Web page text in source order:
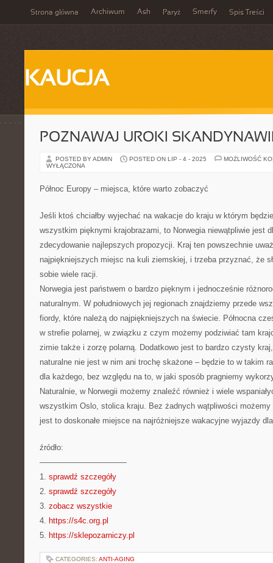
Strona główna Archiwum Ash Paryż Smerfy Spis Treści
KAUCJA
POZNAWAJ UROKI
POSTED BY ADMIN POSTED ON LIP - 4 - 2025
MOŻLIWOŚĆ
WYŁĄCZONA
Północ Europy – miejsca, które warto zobaczyć
Jeśli ktoś chciałby wyjechać na wakacje do kraju w którym
wszystkim pięknymi krajobrazami, to Norwegia niewątpliwie jest
zdecydowanie najlepszych propozycji. Kraj ten powszechnie
najpiękniejszych miejsc na kuli ziemskiej, i trzeba przyznać, że
sobie wiele racji.
Norwegia jest państwem o bardzo pięknym i jednocześnie
naturalnym. W południowych jej regionach znajdziemy przede
fiordy, które należą do najpiękniejszych na świecie. Północna
w strefie polarnej, w związku z czym możemy podziwiać tam
zimie także i zorzę polarną. Dodatkowo jest to bardzo czysty
naturalne nie jest w nim ani trochę skażone – będzie to w takim
dla każdego, bez względu na to, w jaki sposób pragniemy
Naturalnie, w Norwegii możemy znaleźć również i wiele
wszystkim Oslo, stolica kraju. Bez żadnych wątpliwości
jest to doskonałe miejsce na najróżniejsze wakacyjne wyjazdy
źródło:
———————————
1. sprawdź szczegóły
2. sprawdź szczegóły
3. zobacz wszystkie
4. https://s4c.org.pl
5. https://sklepozarniczy.pl
CATEGORIES: ANTI-AGING